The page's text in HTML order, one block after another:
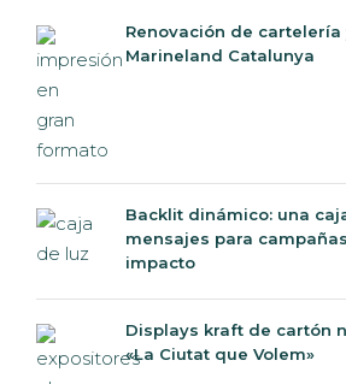
Renovación de
Marineland Catalunya
Backlit dinámico: una
mensajes para
impacto
Displays kraft de cartón
«La Ciutat que Volem»